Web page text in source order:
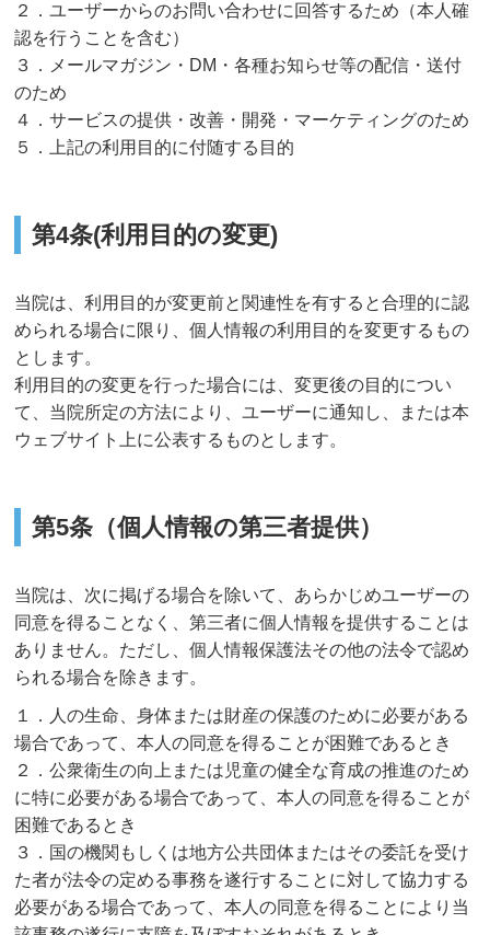
２．ユーザーからのお問い合わせに回答するため（本人確
認を行うことを含む）
３．メールマガジン・DM・各種お知らせ等の配信・送付
のため
４．サービスの提供・改善・開発・マーケティングのため
５．上記の利用目的に付随する目的
第4条(利用目的の変更)
当院は、利用目的が変更前と関連性を有すると合理的に認
められる場合に限り、個人情報の利用目的を変更するもの
とします。
利用目的の変更を行った場合には、変更後の目的につい
て、当院所定の方法により、ユーザーに通知し、または本
ウェブサイト上に公表するものとします。
第5条（個人情報の第三者提供）
当院は、次に掲げる場合を除いて、あらかじめユーザーの
同意を得ることなく、第三者に個人情報を提供することは
ありません。ただし、個人情報保護法その他の法令で認め
られる場合を除きます。
１．人の生命、身体または財産の保護のために必要がある
場合であって、本人の同意を得ることが困難であるとき
２．公衆衛生の向上または児童の健全な育成の推進のため
に特に必要がある場合であって、本人の同意を得ることが
困難であるとき
３．国の機関もしくは地方公共団体またはその委託を受け
た者が法令の定める事務を遂行することに対して協力する
必要がある場合であって、本人の同意を得ることにより当